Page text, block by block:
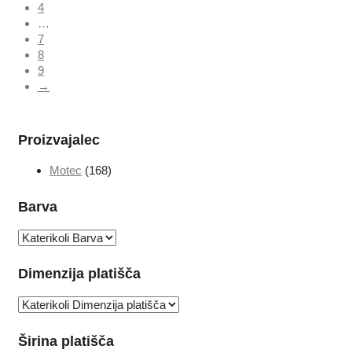
4
…
7
8
9
→
Proizvajalec
Motec (168)
Barva
Dimenzija platišča
Širina platišča